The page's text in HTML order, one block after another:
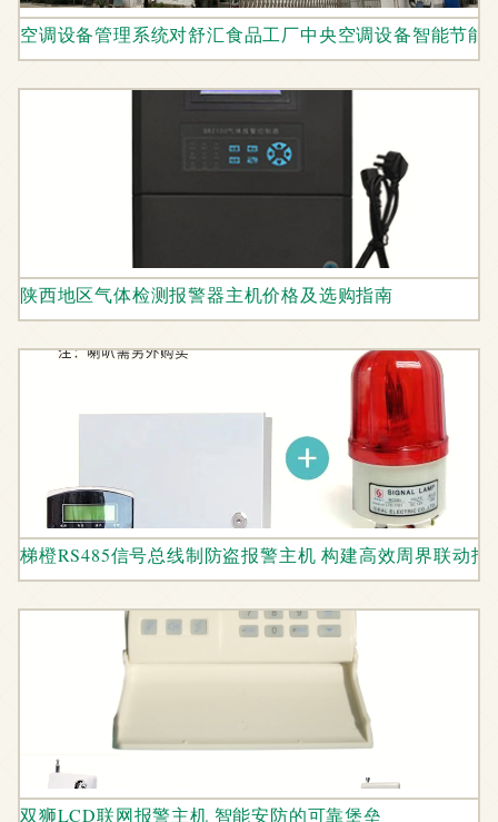
空调设备管理系统对舒汇食品工厂中央空调设备智能节能
陕西地区气体检测报警器主机价格及选购指南
梯橙RS485信号总线制防盗报警主机 构建高效周界联动报
双狮LCD联网报警主机 智能安防的可靠堡垒